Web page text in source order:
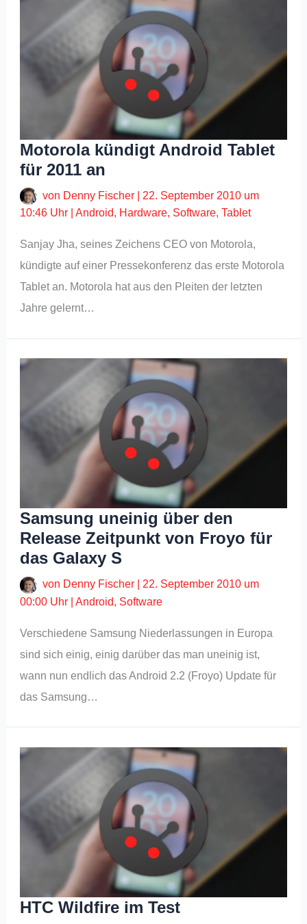
Motorola kündigt Android Tablet
für 2011 an
von Denny Fischer
22. September 2010 um
10:46 Uhr |Android, Hardware, Software,Tablet
Sanjay Jha, seines Zeichens CEO von Motorola,
kündigte auf einer Pressekonferenz das erste Motorola
Tablet an. Motorola hat aus den Pleiten der letzten
Jahre gelernt…
Samsung uneinig über den
Release Zeitpunkt von Froyo für
das Galaxy S
von Denny Fischer |22. September 2010 um
00:00 Uhr |Android, Software
Verschiedene Samsung Niederlassungen in Europa
sind sich einig, einig darüber das man uneinig ist,
wann nun endlich das Android 2.2 (Froyo) Update für
das Samsung…
HTC Wildfire im Test